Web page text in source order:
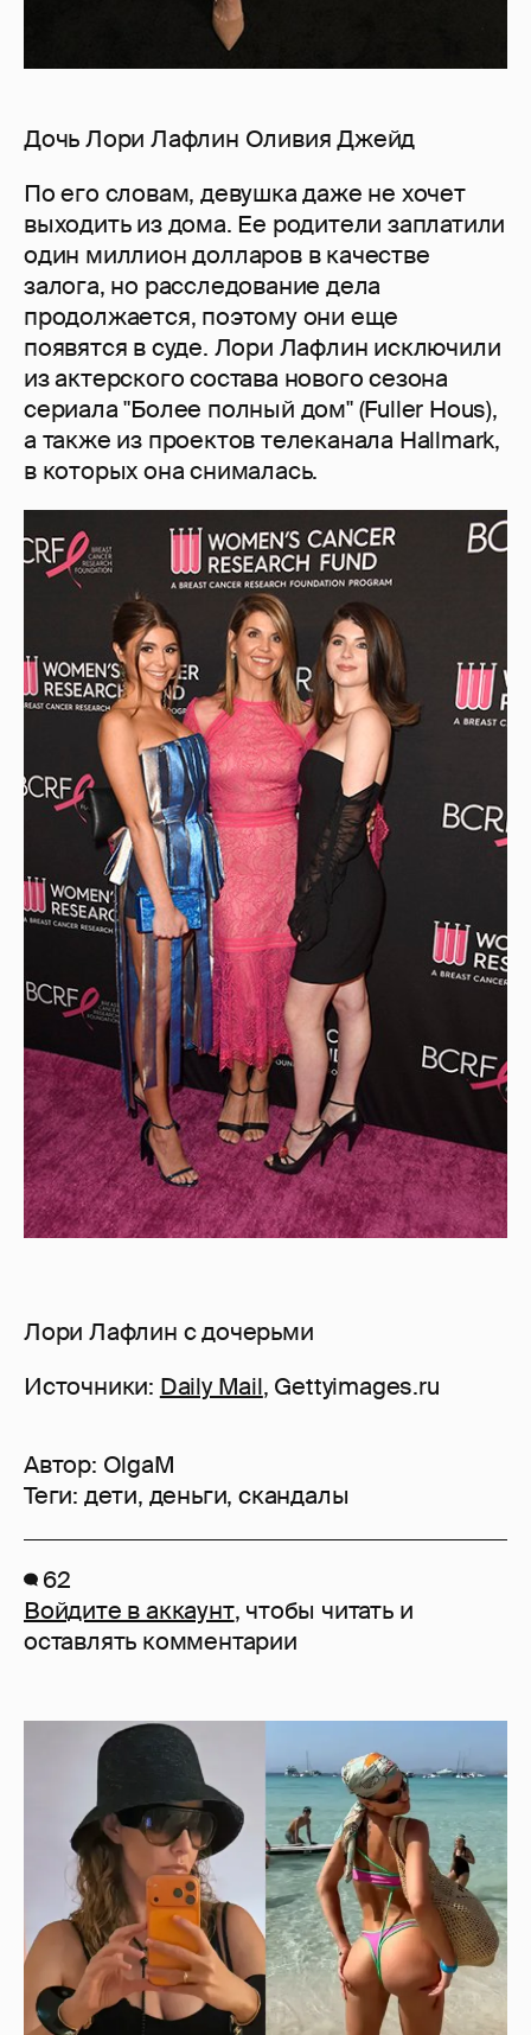
Дочь Лори Лафлин Оливия Джейд
По его словам, девушка даже не хочет
выходить из дома. Ее родители заплатили
один миллион долларов в качестве
залога, но расследование дела
продолжается, поэтому они еще
появятся в суде. Лори Лафлин исключили
из актерского состава нового сезона
сериала "Более полный дом" (Fuller Hous),
а также из проектов телеканала Hallmark,
в которых она снималась.
Лори Лафлин с дочерьми
Источники: Daily Mail, Gettyimages.ru
Автор: OlgaM
Теги: дети, деньги,скандалы
62
Войдите в аккаунт, чтобы читать и
оставлять комментарии